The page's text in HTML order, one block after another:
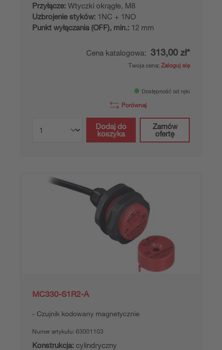
Przyłącze: Wtyczki okrągłe, M8
Uzbrojenie styków: 1NC + 1NO
Punkt wyłączania (OFF), min.: 12 mm
Cena katalogowa: 313,00 zł*
Twoja cena: Zaloguj się
Dostępność od ręki
Porównaj
Dodaj do
koszyka
Zamów
ofertę
MC330-S1R2-A
Czujnik kodowany magnetycznie
Numer artykułu: 63001103
Konstrukcja: cylindryczny